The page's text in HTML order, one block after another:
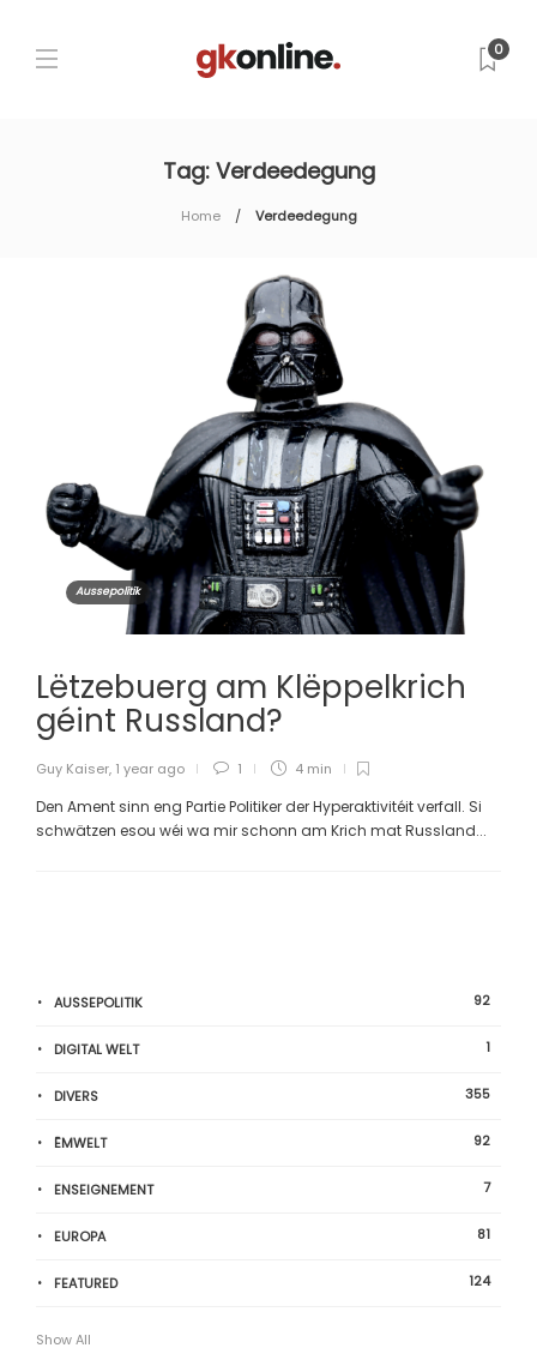
0
Tag: Verdeedegung
Home Verdeedegung
Aussepolitik
Lëtzebuerg am Klëppelkrich
géint Russland?
Guy Kaiser, 1 year ago 1 4 min
Den Ament sinn eng Partie Politiker der Hyperaktivitéit verfall. Si
schwätzen esou wéi wa mir schonn am Krich mat Russland...
AUSSEPOLITIK 92
DIGITAL WELT 1
DIVERS 355
ËMWELT 92
ENSEIGNEMENT 7
EUROPA 81
FEATURED 124
Show All